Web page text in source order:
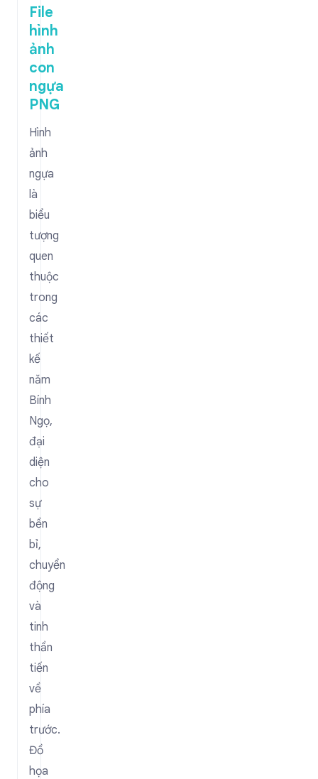
File
hình
ảnh
con
ngựa
PNG
Hình
ảnh
ngựa
là
biểu
tượng
quen
thuộc
trong
các
thiết
kế
năm
Bính
Ngọ,
đại
diện
cho
sự
bền
bỉ,
chuyển
động
và
tinh
thần
tiến
về
phía
trước.
Đồ
họa